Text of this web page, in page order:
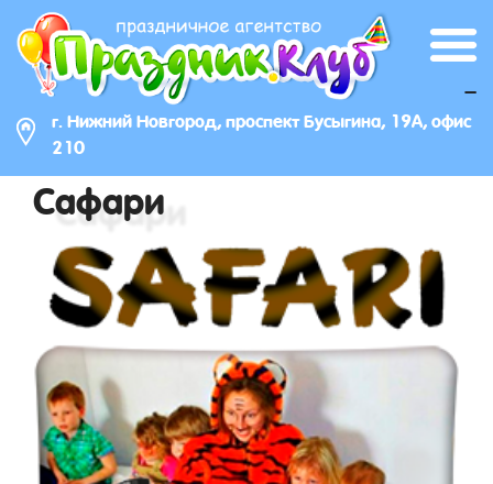
г. Нижний Новгород, проспект Бусыгина, 19А, офис
210
_
Сафари